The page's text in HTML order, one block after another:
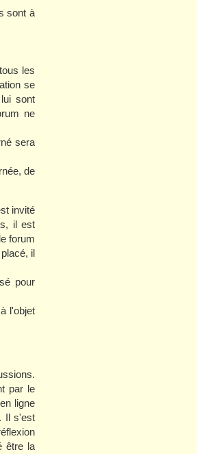
sont à
les
se
sont
ne
sera
de
invité
il est
forum
il
pour
l'objet
par le
ligne
Il s'est
être la